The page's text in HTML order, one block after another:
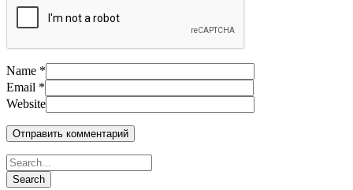
Name *
Email *
Website
Search